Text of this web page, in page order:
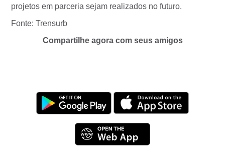
projetos em parceria sejam realizados no futuro.
Fonte: Trensurb
Compartilhe agora com seus amigos